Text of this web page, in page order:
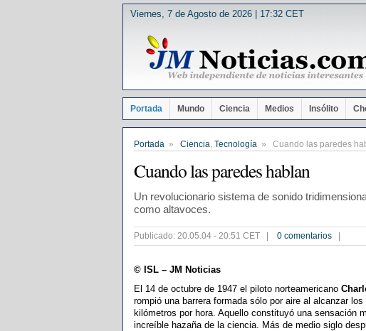
Viernes, 7 de Agosto de 2026 | 17:32 CET
Portada Mundo Ciencia Medios Insólito
Portada » Ciencia Tecnología » Cuando las paredes
Cuando las paredes hablan
Un revolucionario sistema de sonido
como altavoces.
Publicado: 20.05.04 - 20:51 CET | 0 comentarios
© ISL – JM Noticias
El 14 de octubre de 1947 el piloto norteamericano
rompió una barrera formada sólo por aire al alcanzar los
kilómetros por hora. Aquello constituyó una sensación
increíble hazaña de la ciencia. Más de medio siglo